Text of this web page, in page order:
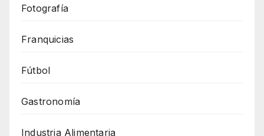
Fotografía
Franquicias
Fútbol
Gastronomía
Industria Alimentaria